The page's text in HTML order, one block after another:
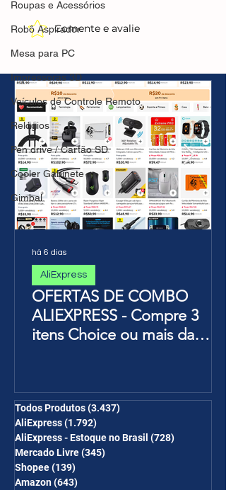
Roupas e Acessórios
Robô Aspirador
Mesa para PC
Impressoras 3D
Veículos de Controle Remoto
Relógios
Pen drive / Cartão SD
Cooler Gabinete
Gimbal
AliExpress - Calendário
2026
Comente e avalie
OFERTAS DE COMBO
ALIEXPRESS - Compre 3
itens Choice ou mais da
desc em 6 itens/R$25 de
desc em 10 itens) OS
CUPONS SÃO VÁLIDOS NO
COMBO
AliExpress
há 6 dias
Todos Produtos(3.437)
AliExpress(1.792)
AliExpress - Estoque no Brasil (728)
Mercado Livre(345)
Shopee(139)
Amazon(643)